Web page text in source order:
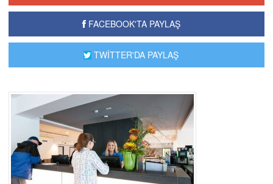
FACEBOOK'TA PAYLAŞ
TWİTTER'DA PAYLAŞ